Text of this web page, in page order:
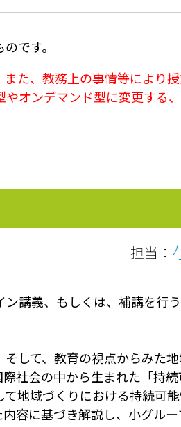
です。
た、教務上の事情等により
オンデマンド型に変更する、
担当：
講義、もしくは、補講を行う
して、教育の視点からみた
社会の中から生まれた「持
地域づくりにおける持続可
容に基づき解説し、小グル